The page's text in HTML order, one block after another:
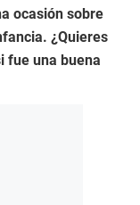
ocasión sobre
¿Quieres
fue una buena